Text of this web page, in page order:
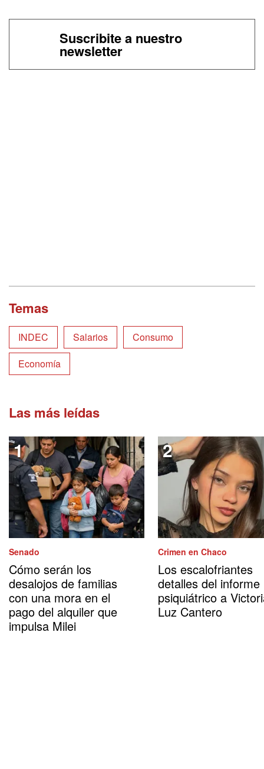
Suscribite a nuestro
newsletter
Temas
INDEC Salarios
Consumo
Economía
Las más leídas
Senado
Cómo serán los
desalojos de familias
con una mora en el
pago del alquiler que
impulsa Milei
Crimen en Chaco
Los escalofriantes
detalles del informe
psiquiátrico a
Luz Cantero